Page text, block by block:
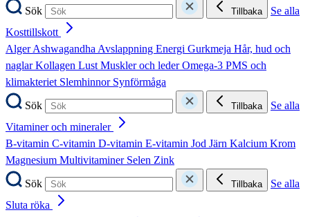
Sök Tillbaka
Se alla
Kosttillskott
AlgerAshwagandhaAvslappning Energi Gurkmeja Hår, hud och
naglarKollagen LustMuskler och lederOmega-3 PMS och
klimakteriet Slemhinnor Synförmåga
Sök
Tillbaka
Se alla
Vitaminer och mineraler
B-vitamin C-vitamin D-vitamin E-vitamin Jod Järn Kalcium Krom
Magnesium Multivitaminer Selen Zink
Sök
Tillbaka
Se alla
Sluta röka